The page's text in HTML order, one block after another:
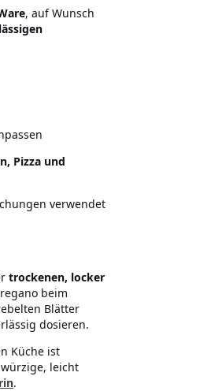
, auf Wunsch
Pizza und
verwendet
trockenen, locker
beim
Blätter
dosieren.
Küche ist
würzige, leicht
.